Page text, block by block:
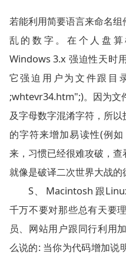
若能利用简要语言来命名
乱的数字。在个人盘算
Windows 3.x 强迫性天时
它强迫用户为文件跟目
;whtevr34.htm";)。因为文
及字母数字混淆字符，所
的字符来增加易读性(例
来，习惯已经很难攻破，
就像是破译二次世界大战
S、 Macintosh 跟Linux
千万不要对那些总有天要
员、网站用户跟同行利用
么说的: 当你为代码增加说